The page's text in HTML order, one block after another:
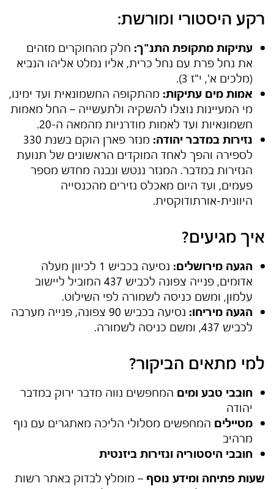
רקע היסטורי ומורשת:
עתיקות מתקופת התנ"ך: חלק מהחוקרים מזהים
את נחל פרת עם נחל כרית, אליו נמלט אליהו הנביא
(מלכים א', י"ז 3).
אמות מים עתיקות: מהתקופה החשמונאית ועד ימינו,
מי המעיינות נוצלו להשקיה ולתעשייה – החל מאמות
חשמונאיות ועד לאמות מודרניות מהמאה ה-20.
נזירות במדבר יהודה:
מנזר פארן הוקם בשנת 330
לספירה והפך לאחד המוקדים הראשונים של תנועת
הנזירות במדבר. המנזר ננטש ונבנה מחדש מספר
פעמים, ועד היום מאכלס נזירים מהכנסייה
היוונית-אורתודוקסית.
איך מגיעים?
הגעה מירושלים:
נסיעה בכביש 1 לכיוון מעלה
אדומים, פנייה צפונה לכביש 437 המוביל ליישוב
עלמון, ומשם כניסה לשמורה לפי השילוט.
הגעה מיריחו:
נסיעה בכביש 90 צפונה, פנייה מערבה
לכביש 437, ומשם כניסה לשמורה.
למי מתאים הביקור?
חובבי טבע ומים המחפשים נווה מדבר ירוק במדבר
יהודה
מטיילים המחפשים מסלולי הליכה מאתגרים עם נוף
מרהיב
חובבי היסטוריה ונזירות ביזנטית
שעות פתיחה ומידע נוסף – מומלץ לבדוק באתר רשות